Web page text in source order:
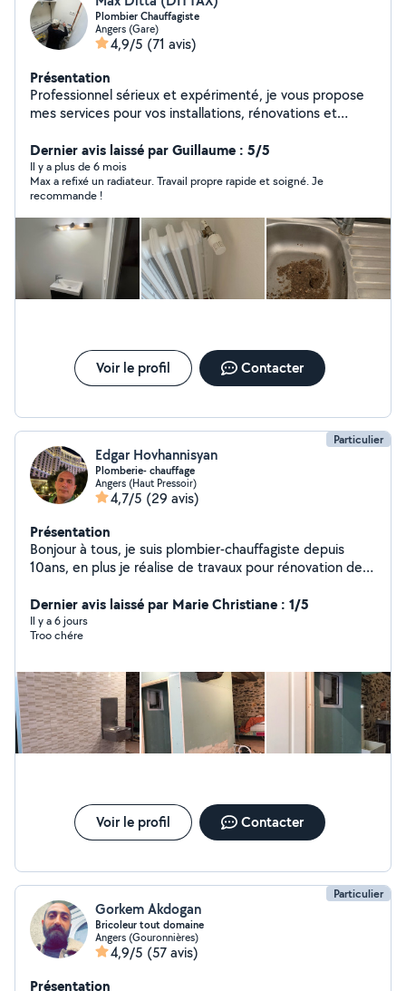
Plombier Chauffagiste
Angers (Gare)
4,9/5 (71 avis)
Présentation
Professionnel sérieux et expérimenté, je vous propose
mes services pour vos installations, rénovations et
disponibilité garantie. Contactez-moi pour en discuter
ou obtenir un devis gratuit !
Dernier avis laissé par Guillaume : 5/5
Il y a plus de 6 mois
Max a refixé un radiateur. Travail propre rapide et soigné. Je
recommande !
Voir le profil Contacter
Particulier
Edgar Hovhannisyan
Plomberie- chauffage
Angers (Haut Pressoir)
4,7/5 (29 avis)
Présentation
Bonjour à tous, je suis plombier-chauffagiste depuis
10ans, en plus je réalise de travaux pour rénovation de
transformation de salle de bain normal au PMR.
Réparation de électroménager et montage de cuisines
aussi dans la liste de mes compétences. Cordialement
Dernier avis laissé par Marie Christiane : 1/5
Il y a 6 jours
Troo chére
Voir le profil Contacter
Particulier
Gorkem Akdogan
Bricoleur tout domaine
Angers (Gouronnières)
4,9/5 (57 avis)
Présentation